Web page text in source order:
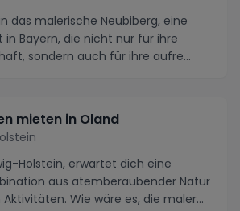
das malerische Neubiberg, eine
Bayern, die nicht nur für ihre
sondern auch für ihre aufre...
mieten in Oland
Holstein, erwartet dich eine
aus atemberaubender Natur
Wie wäre es, die maler...